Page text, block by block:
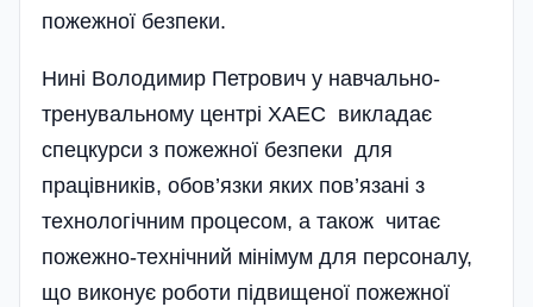
пожежної безпеки.
Нині Володимир Петрович у навчально-
тренувальному центрі ХАЕС викладає
спецкурси з пожежної безпеки для
працівників, обов’язки яких пов’язані з
технологічним процесом, а також читає
пожежно-технічний мінімум для персоналу,
що виконує роботи підвищеної пожежної